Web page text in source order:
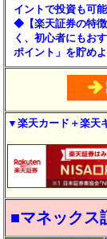
イントで投資も可能
◆【楽天証券の特
く、初心者にもお
ポイント」を貯めよ
▼楽天カード＋楽天
■マネックス